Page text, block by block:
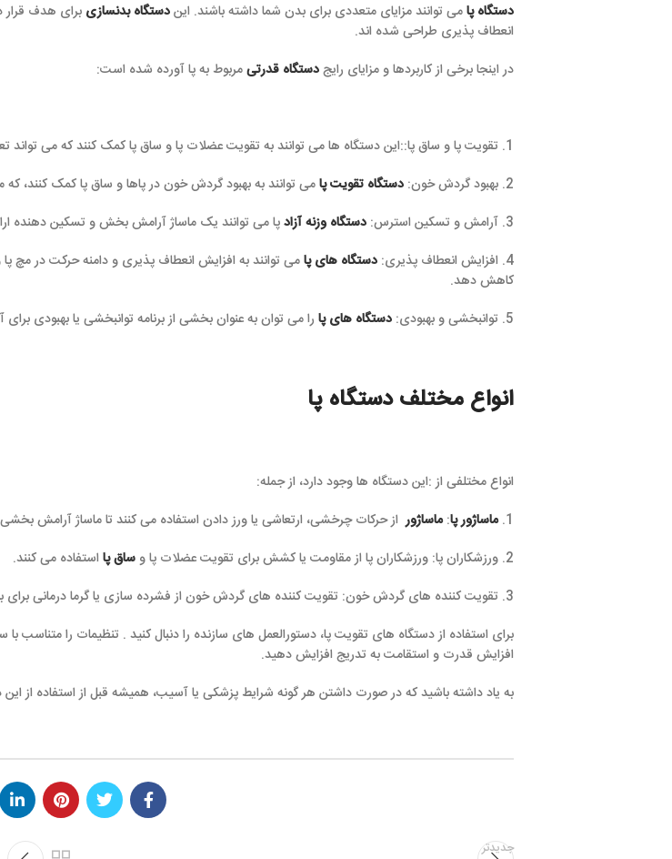
دستگاه پامی توانند مزایای متعددی برای بدن شما داشته باشند. ایندستگاه بدنسازی برای هدف
انعطاف پذیری طراحی شده اند.
در اینجا برخی از کاربردها و مزایای رایجدستگاه قدرتیمربوط به پا آورده شده است:
1. تقویت پا و ساق پا::این دستگاه ها می توانند به تقویت عضلات پا و ساق پا کمک کنند که می تواند تعادل، ثبات و قدرت کلی پایین تنه شما را بهبود بخشد.
2. بهبود گردش خون:
دستگاه تقویت پامی توانند به بهبود گردش خون در پاها و ساق پا کمک کنند،
3. آرامش و تسکین استرس:
دستگاهوزنه آزادپا می توانند یک ماساژ آرامش بخش و تسکین دهنده
4. افزایش انعطاف پذیری:
دستگاه های پامی توانند به افزایش انعطاف پذیری و دامنه حرکت در مچ
کاهش دهد.
5. توانبخشی و بهبودی:
دستگاه های پا را می توان به عنوان بخشی از برنامه توانبخشی یا بهبودی
انواع مختلف دستگاه پا
انواع مختلفی از :این دستگاه ها وجود دارد، از جمله:
1. ماساژور پا:ماساژور از حرکات چرخشی، ارتعاشی یا ورز دادن استفاده می کنند تا ماساژ آرامش بخشی
2. ورزشکاران پا: ورزشکاران پا از مقاومت یا کشش برای تقویت عضلات پا و
ساق پا استفاده می کنند.
3. تقویت کننده های گردش خون: تقویت کننده های گردش خون از فشرده سازی یا گرما درمانی برای بهبود گردش خون در پاها و ساق پا استفاده می کنند.
برای استفاده از دستگاه های تقویت پا، دستورالعمل های سازنده را دنبال کنید . تنظیمات را
افزایش قدرت و استقامت به تدریج افزایش دهید.
به یاد داشته باشید که در صورت داشتن هر گونه شرایط پزشکی یا آسیب، همیشه قبل از استفاده
جدیدتر